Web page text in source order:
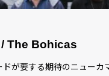
The Bohicas
ドが要する期待のニューカ